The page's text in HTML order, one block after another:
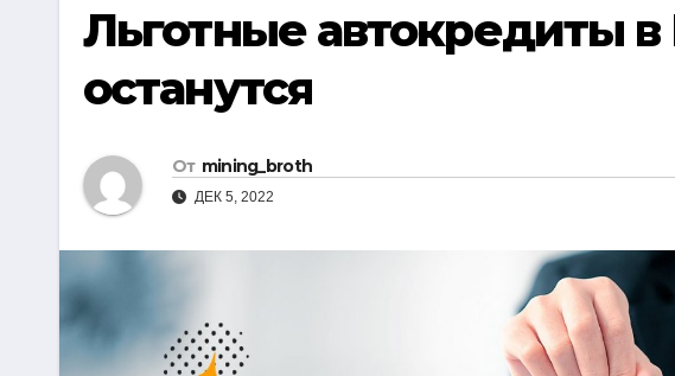
Льготные автокредиты в
останутся
От mining_broth
ДЕК 5, 2022